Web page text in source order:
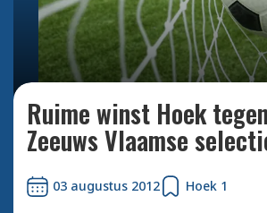
Ruime winst Hoek
Zeeuws Vlaamse
03 augustus 2012 Hoek 1